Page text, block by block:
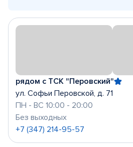
рядом с ТСК "Перовский"
ул. Софьи Перовской, д. 71
ПН - ВС 10:00 - 20:00
Без выходных
+7 (347) 214-95-57